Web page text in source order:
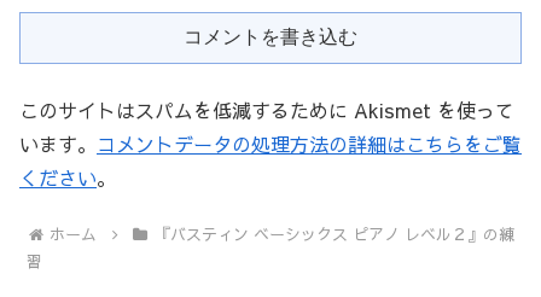
コメントを書き込む
このサイトはスパムを低減するために Akismet を使って
います。 コメントデータの処理方法の詳細はこちらをご覧
ください。
ホーム
『バスティン ベーシックス ピアノ レベル２』の練
習